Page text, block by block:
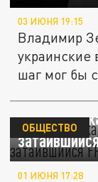
03 ИЮНЯ 19:15
Владимир
украинские
шаг мог бы
Появились
ОБЩЕСТВО
01 ИЮНЯ 17:28